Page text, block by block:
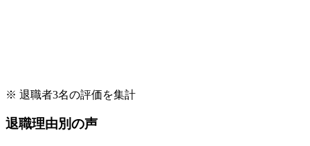
※ 退職者3名の評価を集計
退職理由別の声